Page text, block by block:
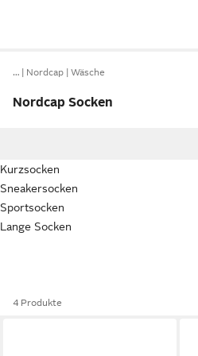
… Nordcap Wäsche
Nordcap Socken
Kurzsocken
Sneakersocken
Sportsocken
Lange Socken
4 Produkte